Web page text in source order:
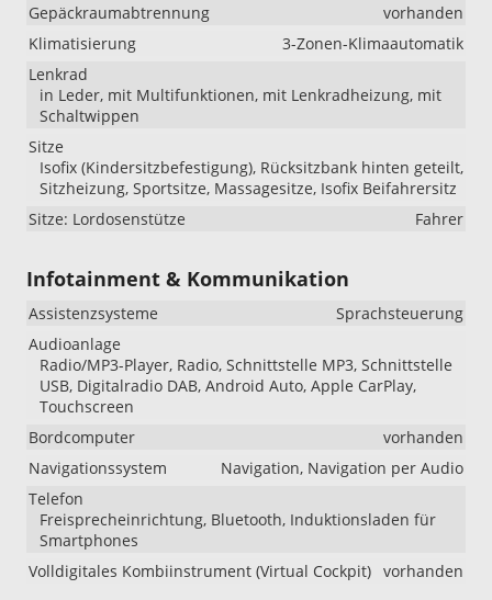
Gepäckraumabtrennung
vorhanden
Klimatisierung
3-Zonen-Klimaautomatik
Lenkrad
in Leder, mit Multifunktionen, mit Lenkradheizung, mit
Schaltwippen
Sitze
Isofix (Kindersitzbefestigung), Rücksitzbank hinten geteilt,
Sitzheizung, Sportsitze, Massagesitze, Isofix Beifahrersitz
Sitze: Lordosenstütze
Fahrer
Infotainment & Kommunikation
Assistenzsysteme
Sprachsteuerung
Audioanlage
Radio/MP3-Player, Radio, Schnittstelle MP3, Schnittstelle
USB, Digitalradio DAB, Android Auto, Apple CarPlay,
Touchscreen
Bordcomputer
vorhanden
Navigationssystem
Navigation, Navigation per Audio
Telefon
Freisprecheinrichtung, Bluetooth, Induktionsladen für
Smartphones
Volldigitales Kombiinstrument (Virtual Cockpit) vorhanden